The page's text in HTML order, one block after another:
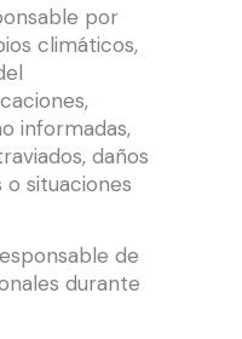
por
climáticos,
informadas,
daños
situaciones
de
durante